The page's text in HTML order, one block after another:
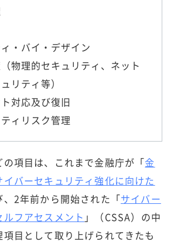
・バイ・デザイン
物理的セキュリティ、ネット
リティ等）
対応及び復旧
ィリスク管理
項目は、これまで金融庁が「金
バーセキュリティ強化に向けた
、2年前から開始された「サイバー
フアセスメント 」（CSSA）の中
目として取り上げられてきたも